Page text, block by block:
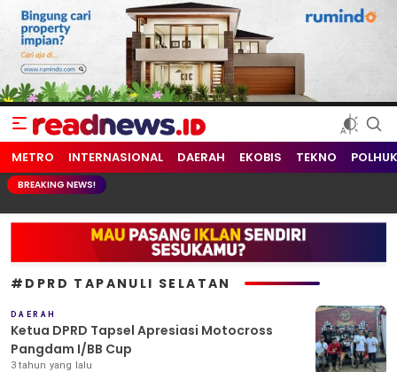
readnews.id
Berita Terkini, Update Terbaru Hari ini dari Indonesia dan Dunia
METRO INTERNASIONAL DAERAH EKOBIS TEKNO
BREAKING NEWS!
#DPRD TAPANULI SELATAN
DAERAH
Ketua DPRD Tapsel Apresiasi Motocross
Pangdam I/BB Cup
3 tahun yang lalu